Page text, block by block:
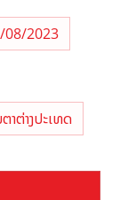
08/2023
ຕາຕ່າງປະເທດ